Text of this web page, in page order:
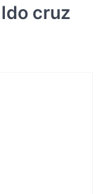
cruz